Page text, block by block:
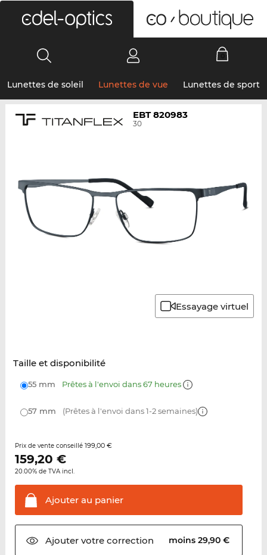
Lunettes de soleil Lunettes de vue Lunettes de sport
EBT 820983
30
Essayage virtuel
Taille et disponibilité
55 mm Prêtes à l'envoi dans 67 heures
57 mm (Prêtes à l'envoi dans 1-2 semaines)
Prix de vente conseillé 199,00 €
159,20 €
20.00% de TVA incl.
Ajouter au panier
Ajouter votrecorrection moins 29,90 €